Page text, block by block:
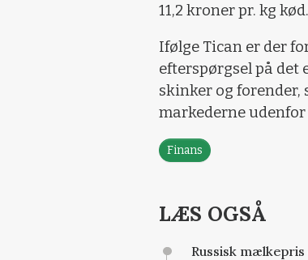
11,2 kroner pr. kg kød.
Ifølge Tican er der
efterspørgsel på det
skinker og
markederne
Finans
LÆS OGSÅ
Russisk